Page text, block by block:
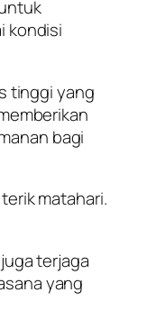
kondisi
tinggi yang
bagi
matahari.
terjaga
yang